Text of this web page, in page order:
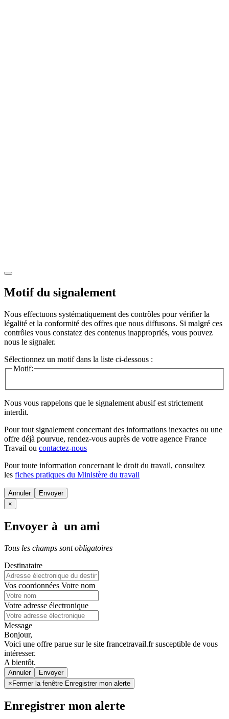
Motif du signalement
Nous effectuons systématiquement des contrôles pour vérifier la
légalité et la conformité des offres que nous diffusons. Si malgré ces
contrôles vous constatez des contenus inappropriés, vous pouvez
nous le signaler.
Sélectionnez un motif dans la liste ci-dessous :
Motif:
Nous vous rappelons que le signalement abusif est strictement
interdit.
Pour tout signalement concernant des informations inexactes ou une
offre déjà pourvue, rendez-vous auprès de votre agence France
Travail ou contactez-nous
Pour toute information concernant le droit du travail, consultez
les fiches pratiques du Ministère du travail
Annuler
×
Envoyer à un ami
Tous les champs sont obligatoires
Destinataire
Vos coordonnées Votre nom
Votre adresse électronique
Message
Bonjour,
Voici une offre parue sur le site francetravail.fr susceptible de vous
intéresser.
A bientôt.
Annuler
× Fermer la fenêtre Enregistrer mon alerte
Enregistrer mon alerte